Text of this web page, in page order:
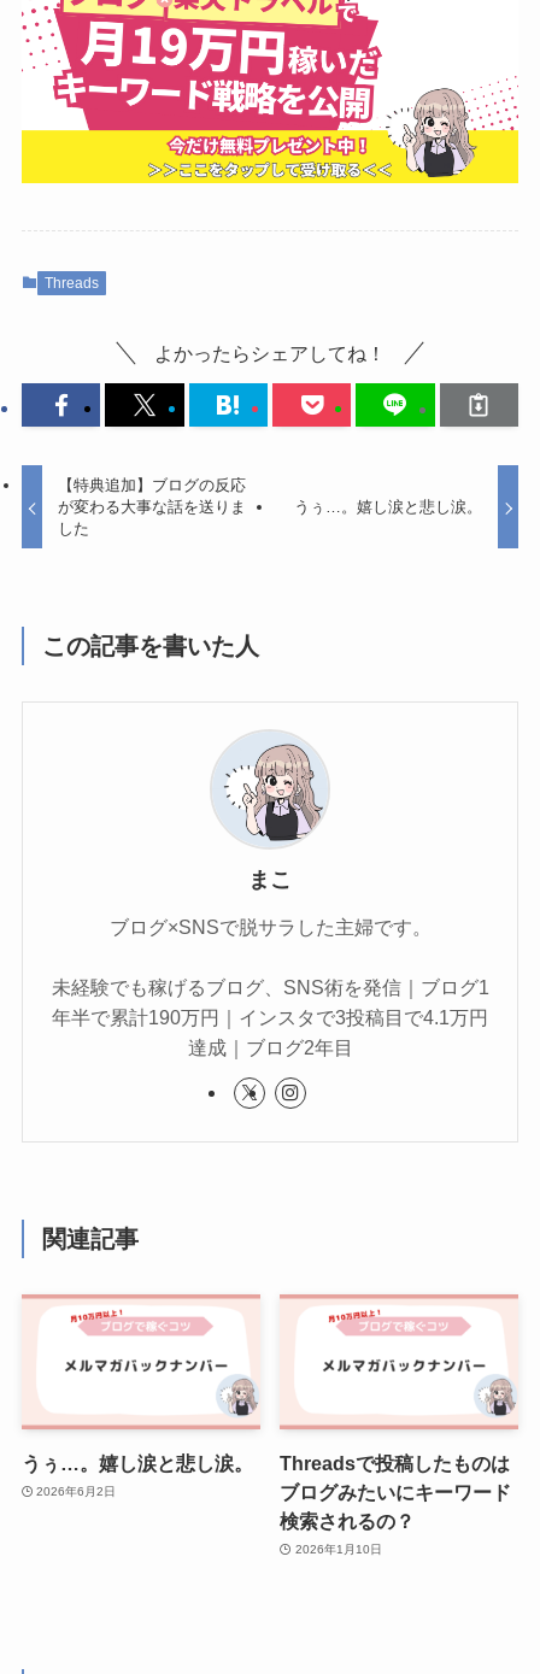
Threads
よかったらシェアしてね！
【特典追加】ブログの反応
が変わる大事な話を送りま
した
うぅ…。嬉し涙と悲し涙。
この記事を書いた人
まこ
ブログ×SNSで脱サラした主婦です。
未経験でも稼げるブログ、SNS術を発信｜ブログ1
年半で累計190万円｜インスタで3投稿目で4.1万円
達成｜ブログ2年目
関連記事
うぅ…。嬉し涙と悲し涙。
2026年6月2日
Threadsで投稿したものは
ブログみたいにキーワード
検索されるの？
2026年1月10日